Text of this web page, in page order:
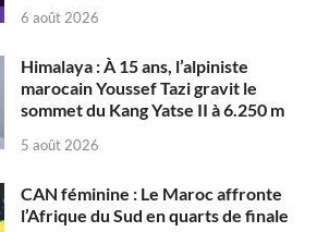
6 août 2026
Himalaya : À 15 ans, l’alpiniste
marocain Youssef Tazi gravit le
sommet du Kang Yatse II à 6.250 m
5 août 2026
CAN féminine : Le Maroc affronte
l’Afrique du Sud en quarts de finale